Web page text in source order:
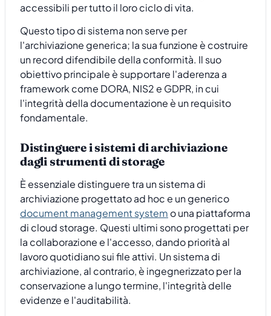
accessibili per tutto il loro ciclo di vita.
Questo tipo di sistema non serve per
l'archiviazione generica; la sua funzione è costruire
un record difendibile della conformità. Il suo
obiettivo principale è supportare l'aderenza a
framework come DORA, NIS2 e GDPR, in cui
l'integrità della documentazione è un requisito
fondamentale.
Distinguere i sistemi di archiviazione
dagli strumenti di storage
È essenziale distinguere tra un sistema di
archiviazione progettato ad hoc e un generico
document management system o una piattaforma
di cloud storage. Questi ultimi sono progettati per
la collaborazione e l'accesso, dando priorità al
lavoro quotidiano sui file attivi. Un sistema di
archiviazione, al contrario, è ingegnerizzato per la
conservazione a lungo termine, l'integrità delle
evidenze e l'auditabilità.